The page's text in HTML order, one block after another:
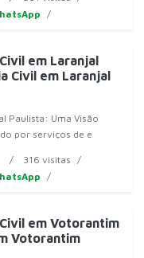
em Laranjal
Civil em Laranjal
Paulista: Uma Visão
por serviços de e
316 visitas
em Votorantim
Votorantim